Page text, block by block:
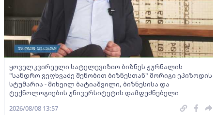
ყოველკვირეული სატელევიზიო ბიზნეს ჟურნალის
"სანდრო ვეფხვაძე შენობით ბიზნესთან" მორიგი ეპიზოდის
სტუმარია - მიხეილ ბატიაშვილი, ბიზნესისა და
ტექნოლოგიების უნივერსიტეტის დამფუძნებელი
2026/08/08 13:57